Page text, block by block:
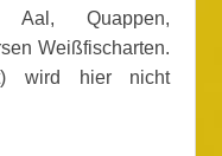
Aal, Quappen,
Weißfischarten.
wird hier nicht